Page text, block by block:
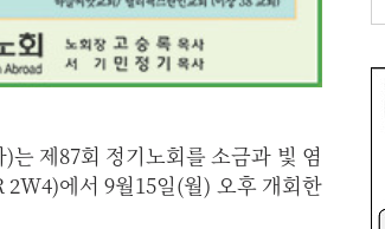
제87회 정기노회를 소금과 빛 염
에서 9월15일(월) 오후 개회한